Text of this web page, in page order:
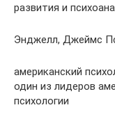
развития и
Энджелл, Джеймс
американский
один из лидеров
психологии